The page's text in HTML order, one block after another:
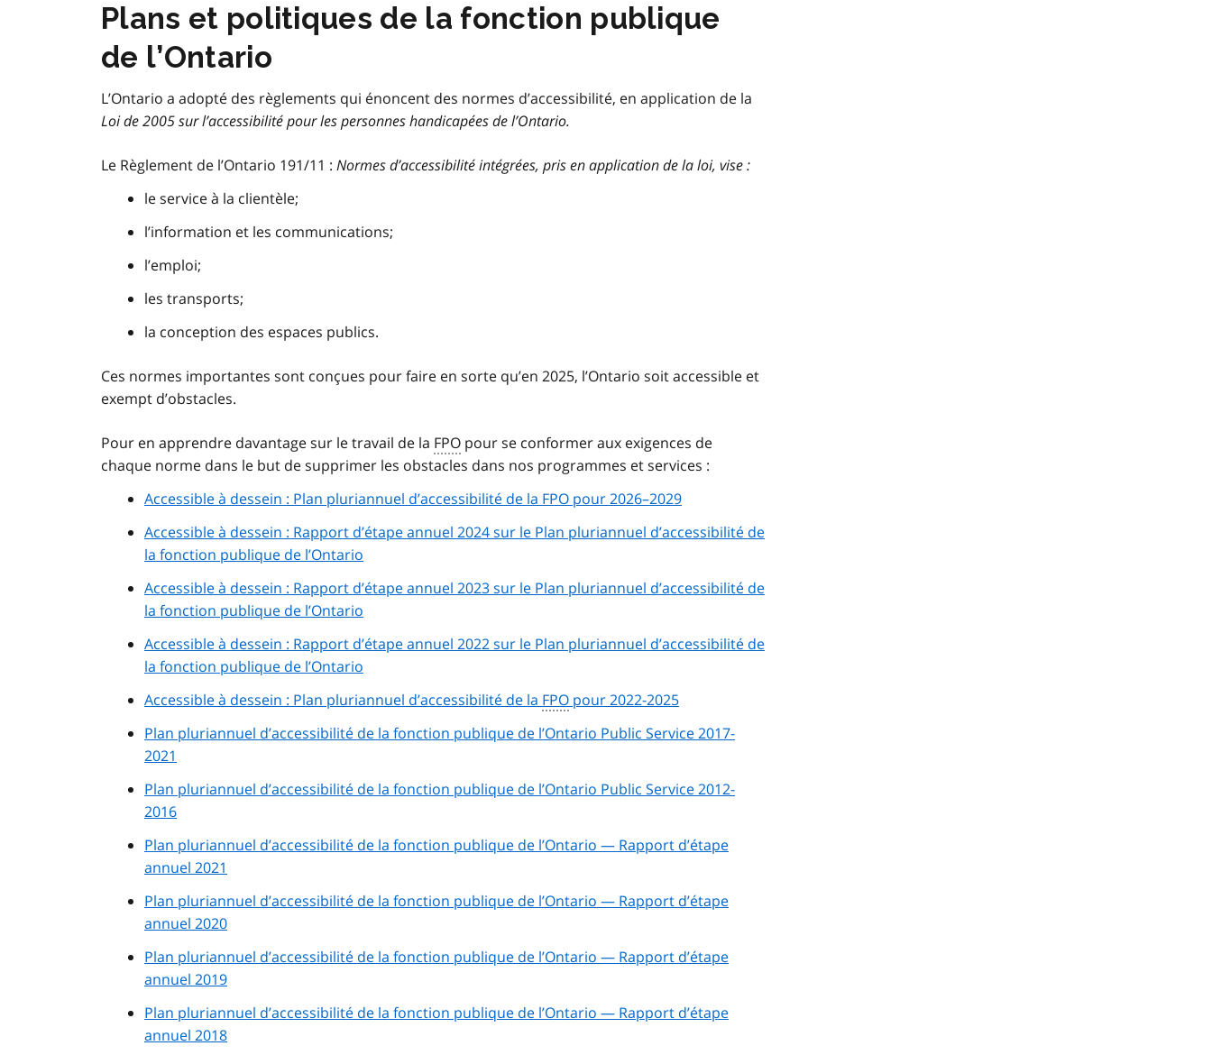
Plans et politiques de la fonction publique
de l’Ontario
L’Ontario a adopté des règlements qui énoncent des normes d’accessibilité, en application de la
Loi de 2005 sur l’accessibilité pour les personnes handicapées de l’Ontario.
Le Règlement de l’Ontario 191/11 : Normes d’accessibilité intégrées, pris en application de la loi, vise :
le service à la clientèle;
l’information et les communications;
l’emploi;
les transports;
la conception des espaces publics.
Ces normes importantes sont conçues pour faire en sorte qu’en 2025, l’Ontario soit accessible et
exempt d’obstacles.
Pour en apprendre davantage sur le travail de la FPO pour se conformer aux exigences de
chaque norme dans le but de supprimer les obstacles dans nos programmes et services :
Accessible à dessein : Plan pluriannuel d’accessibilité de la FPO pour 2026–2029
Accessible à dessein : Rapport d’étape annuel 2024 sur le Plan pluriannuel d’accessibilité de
la fonction publique de l’Ontario
Accessible à dessein : Rapport d’étape annuel 2023 sur le Plan pluriannuel d’accessibilité de
la fonction publique de l’Ontario
Accessible à dessein : Rapport d’étape annuel 2022 sur le Plan pluriannuel d’accessibilité de
la fonction publique de l’Ontario
Accessible à dessein : Plan pluriannuel d’accessibilité de la FPO pour 2022-2025
Plan pluriannuel d’accessibilité de la fonction publique de l’Ontario Public Service 2017-
2021
Plan pluriannuel d’accessibilité de la fonction publique de l’Ontario Public Service 2012-
2016
Plan pluriannuel d’accessibilité de la fonction publique de l’Ontario — Rapport d’étape
annuel 2021
Plan pluriannuel d’accessibilité de la fonction publique de l’Ontario — Rapport d’étape
annuel 2020
Plan pluriannuel d’accessibilité de la fonction publique de l’Ontario — Rapport d’étape
annuel 2019
Plan pluriannuel d’accessibilité de la fonction publique de l’Ontario — Rapport d’étape
annuel 2018